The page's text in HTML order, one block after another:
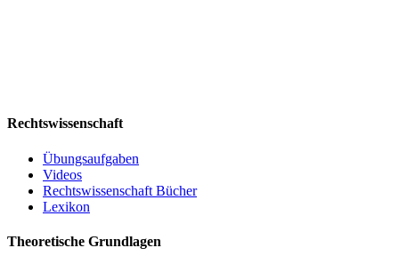
Rechtswissenschaft
Übungsaufgaben
Videos
Rechtswissenschaft Bücher
Lexikon
Theoretische Grundlagen